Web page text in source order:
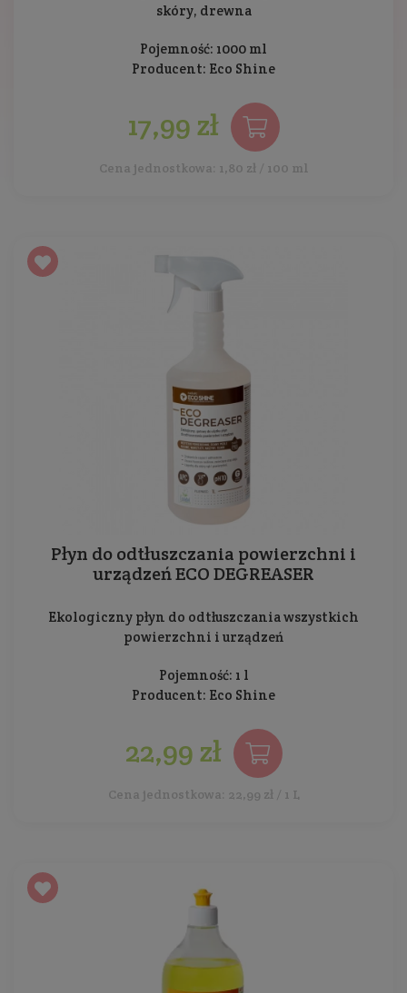
skóry, drewna
Pojemność: 1000 ml
Producent: Eco Shine
17,99 zł
Cena jednostkowa: 1,80 zł / 100 ml
Płyn do odtłuszczania powierzchni i
urządzeń ECO DEGREASER
Ekologiczny płyn do odtłuszczania wszystkich
powierzchni i urządzeń
Pojemność: 1 l
Producent: Eco Shine
22,99 zł
Cena jednostkowa: 22,99 zł / 1 L